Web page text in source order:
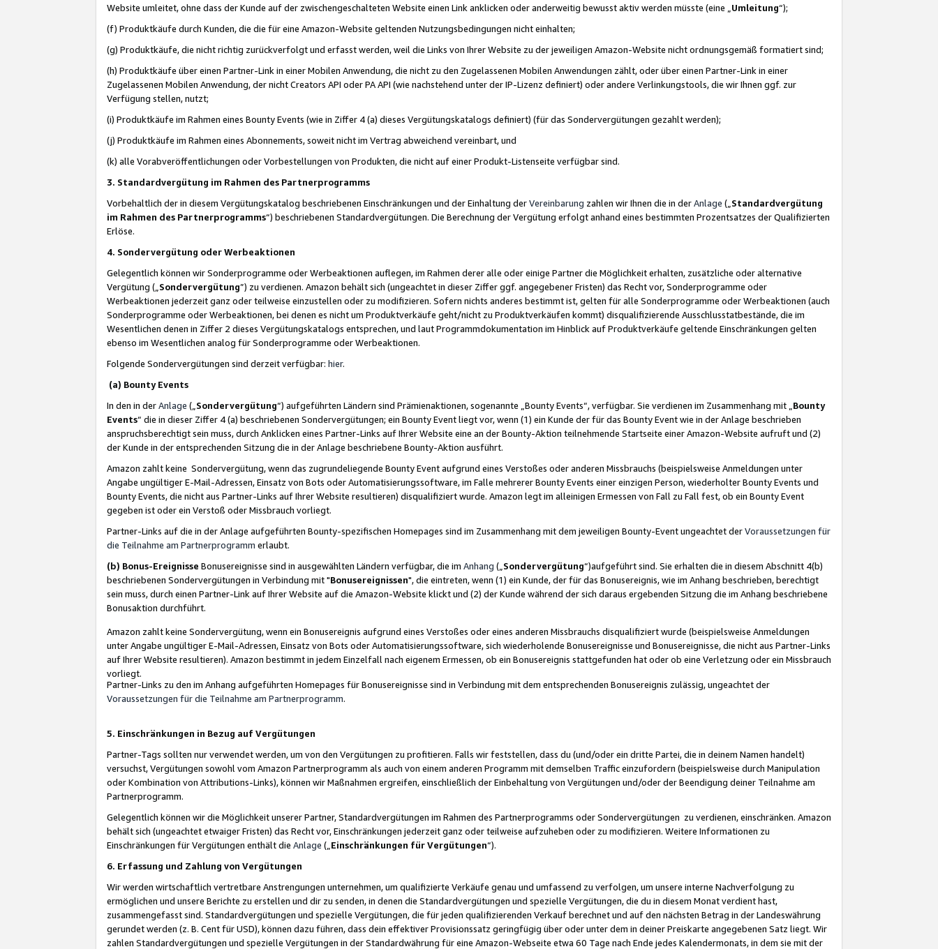
Website umleitet, ohne dass der Kunde auf der zwischengeschalteten Website einen Link anklicken oder anderweitig bewusst aktiv werden müsste (eine „ Umleitung“);
(f) Produktkäufe durch Kunden, die die für eine Amazon-Website geltenden Nutzungsbedingungen nicht einhalten;
(g) Produktkäufe, die nicht richtig zurückverfolgt und erfasst werden, weil die Links von Ihrer Website zu der jeweiligen Amazon-Website nicht ordnungsgemäß formatiert sind;
(h) Produktkäufe über einen Partner-Link in einer Mobilen Anwendung, die nicht zu den Zugelassenen Mobilen Anwendungen zählt, oder über einen Partner-Link in einer
Zugelassenen Mobilen Anwendung, der nicht Creators API oder PA API (wie nachstehend unter der IP-Lizenz definiert) oder andere Verlinkungstools, die wir Ihnen ggf. zur
Verfügung stellen, nutzt;
(i) Produktkäufe im Rahmen eines Bounty Events (wie in Ziffer 4 (a) dieses Vergütungskatalogs definiert) (für das Sondervergütungen gezahlt werden);
(j) Produktkäufe im Rahmen eines Abonnements, soweit nicht im Vertrag abweichend vereinbart, und
(k) alle Vorabveröffentlichungen oder Vorbestellungen von Produkten, die nicht auf einer Produkt-Listenseite verfügbar sind.
3. Standardvergütung im Rahmen des Partnerprogramms
Vorbehaltlich der in diesem Vergütungskatalog beschriebenen Einschränkungen und der Einhaltung derVereinbarung zahlen wir Ihnen die in derAnlage („ Standardvergütung
im Rahmen des Partnerprogramms“) beschriebenen Standardvergütungen. Die Berechnung der Vergütung erfolgt anhand eines bestimmten Prozentsatzes der Qualifizierten
Erlöse.
4. Sondervergütung oder Werbeaktionen
Gelegentlich können wir Sonderprogramme oder Werbeaktionen auflegen, im Rahmen derer alle oder einige Partner die Möglichkeit erhalten, zusätzliche oder alternative
Vergütung („ Sondervergütung”) zu verdienen. Amazon behält sich (ungeachtet in dieser Ziffer ggf. angegebener Fristen) das Recht vor, Sonderprogramme oder
Werbeaktionen jederzeit ganz oder teilweise einzustellen oder zu modifizieren. Sofern nichts anderes bestimmt ist, gelten für alle Sonderprogramme oder Werbeaktionen (auch
Sonderprogramme oder Werbeaktionen, bei denen es nicht um Produktverkäufe geht/nicht zu Produktverkäufen kommt) disqualifizierende Ausschlusstatbestände, die im
Wesentlichen denen in Ziffer 2 dieses Vergütungskatalogs entsprechen, und laut Programmdokumentation im Hinblick auf Produktverkäufe geltende Einschränkungen gelten
ebenso im Wesentlichen analog für Sonderprogramme oder Werbeaktionen.
Folgende Sondervergütungen sind derzeit verfügbar: hier.
(a) Bounty Events
In den in derAnlage („ Sondervergütung“) aufgeführten Ländern sind Prämienaktionen, sogenannte „Bounty Events“, verfügbar. Sie verdienen im Zusammenhang mit „ Bounty
Events“ die in dieser Ziffer 4 (a) beschriebenen Sondervergütungen; ein Bounty Event liegt vor, wenn (1) ein Kunde der für das Bounty Event wie in der Anlage beschrieben
anspruchsberechtigt sein muss, durch Anklicken eines Partner-Links auf Ihrer Website eine an der Bounty-Aktion teilnehmende Startseite einer Amazon-Website aufruft und (2)
der Kunde in der entsprechenden Sitzung die in der Anlage beschriebene Bounty-Aktion ausführt.
Amazon zahlt keine Sondervergütung, wenn das zugrundeliegende Bounty Event aufgrund eines Verstoßes oder anderen Missbrauchs (beispielsweise Anmeldungen unter
Angabe ungültiger E-Mail-Adressen, Einsatz von Bots oder Automatisierungssoftware, im Falle mehrerer Bounty Events einer einzigen Person, wiederholter Bounty Events und
Bounty Events, die nicht aus Partner-Links auf Ihrer Website resultieren) disqualifiziert wurde. Amazon legt im alleinigen Ermessen von Fall zu Fall fest, ob ein Bounty Event
gegeben ist oder ein Verstoß oder Missbrauch vorliegt.
Partner-Links auf die in der Anlage aufgeführten Bounty-spezifischen Homepages sind im Zusammenhang mit dem jeweiligen Bounty-Event ungeachtet derVoraussetzungen für
die Teilnahme am Partnerprogramm erlaubt.
(b) Bonus-Ereignisse Bonusereignisse sind in ausgewählten Ländern verfügbar, die im Anhang („ Sondervergütung“)aufgeführt sind. Sie erhalten die in diesem Abschnitt 4(b)
beschriebenen Sondervergütungen in Verbindung mit "Bonusereignissen", die eintreten, wenn (1) ein Kunde, der für das Bonusereignis, wie im Anhang beschrieben, berechtigt
sein muss, durch einen Partner-Link auf Ihrer Website auf die Amazon-Website klickt und (2) der Kunde während der sich daraus ergebenden Sitzung die im Anhang beschriebene
Bonusaktion durchführt.
Amazon zahlt keine Sondervergütung, wenn ein Bonusereignis aufgrund eines Verstoßes oder eines anderen Missbrauchs disqualifiziert wurde (beispielsweise Anmeldungen
unter Angabe ungültiger E-Mail-Adressen, Einsatz von Bots oder Automatisierungssoftware, sich wiederholende Bonusereignisse und Bonusereignisse, die nicht aus Partner-Links
auf Ihrer Website resultieren). Amazon bestimmt in jedem Einzelfall nach eigenem Ermessen, ob ein Bonusereignis stattgefunden hat oder ob eine Verletzung oder ein Missbrauch
vorliegt.
Partner-Links zu den im Anhang aufgeführten Homepages für Bonusereignisse sind in Verbindung mit dem entsprechenden Bonusereignis zulässig, ungeachtet der
Voraussetzungen für die Teilnahme am Partnerprogramm.
5. Einschränkungen in Bezug auf Vergütungen
Partner-Tags sollten nur verwendet werden, um von den Vergütungen zu profitieren. Falls wir feststellen, dass du (und/oder ein dritte Partei, die in deinem Namen handelt)
versuchst, Vergütungen sowohl vom Amazon Partnerprogramm als auch von einem anderen Programm mit demselben Traffic einzufordern (beispielsweise durch Manipulation
oder Kombination von Attributions-Links), können wir Maßnahmen ergreifen, einschließlich der Einbehaltung von Vergütungen und/oder der Beendigung deiner Teilnahme am
Partnerprogramm.
Gelegentlich können wir die Möglichkeit unserer Partner, Standardvergütungen im Rahmen des Partnerprogramms oder Sondervergütungen zu verdienen, einschränken. Amazon
behält sich (ungeachtet etwaiger Fristen) das Recht vor, Einschränkungen jederzeit ganz oder teilweise aufzuheben oder zu modifizieren. Weitere Informationen zu
Einschränkungen für Vergütungen enthält die Anlage („ Einschränkungen für Vergütungen“).
6. Erfassung und Zahlung von Vergütungen
Wir werden wirtschaftlich vertretbare Anstrengungen unternehmen, um qualifizierte Verkäufe genau und umfassend zu verfolgen, um unsere interne Nachverfolgung zu
ermöglichen und unsere Berichte zu erstellen und dir zu senden, in denen die Standardvergütungen und spezielle Vergütungen, die du in diesem Monat verdient hast,
zusammengefasst sind. Standardvergütungen und spezielle Vergütungen, die für jeden qualifizierenden Verkauf berechnet und auf den nächsten Betrag in der Landeswährung
gerundet werden (z. B. Cent für USD), können dazu führen, dass dein effektiver Provisionssatz geringfügig über oder unter dem in deiner Preiskarte angegebenen Satz liegt. Wir
zahlen Standardvergütungen und spezielle Vergütungen in der Standardwährung für eine Amazon-Webseite etwa 60 Tage nach Ende jedes Kalendermonats, in dem sie mit der